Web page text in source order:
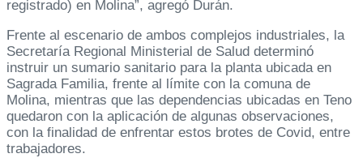
registrado) en Molina”, agregó Durán.
Frente al escenario de ambos complejos industriales, la
Secretaría Regional Ministerial de Salud determinó
instruir un sumario sanitario para la planta ubicada en
Sagrada Familia, frente al límite con la comuna de
Molina, mientras que las dependencias ubicadas en Teno
quedaron con la aplicación de algunas observaciones,
con la finalidad de enfrentar estos brotes de Covid, entre
trabajadores.